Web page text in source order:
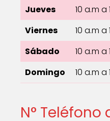
Jueves
10 a.m a
Viernes
10 a.m a
Sábado
10 a.m a
Domingo
10 a.m a
N°